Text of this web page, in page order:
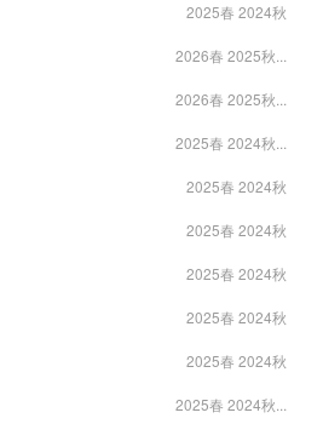
2025春 2024秋
2026春 2025秋...
2026春 2025秋...
2025春 2024秋...
2025春 2024秋
2025春 2024秋
2025春 2024秋
2025春 2024秋
2025春 2024秋
2025春 2024秋...